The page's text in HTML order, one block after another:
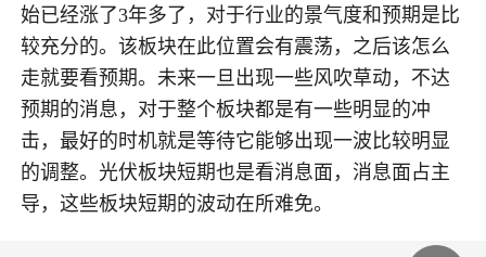
始已经涨了3年多了，对于行业的景气度和预期是比
较充分的。该板块在此位置会有震荡，之后该怎么
走就要看预期。未来一旦出现一些风吹草动，不达
预期的消息，对于整个板块都是有一些明显的冲
击，最好的时机就是等待它能够出现一波比较明显
的调整。光伏板块短期也是看消息面，消息面占主
导，这些板块短期的波动在所难免。